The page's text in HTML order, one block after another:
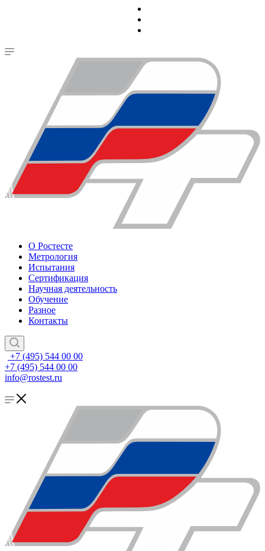
О Ростесте
Метрология
Испытания
Сертификация
Научная деятельность
Обучение
Разное
Контакты
+7 (495) 544 00 00
+7 (495) 544 00 00
info@rostest.ru